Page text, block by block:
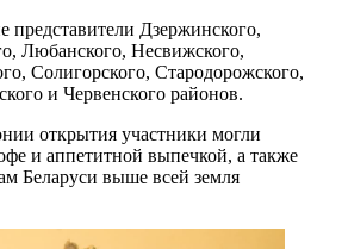
представители Дзержинского,
Любанского, Несвижского,
Солигорского, Стародорожского,
и Червенского районов.
открытия участники могли
и аппетитной выпечкой, а также
Беларуси выше всей земля